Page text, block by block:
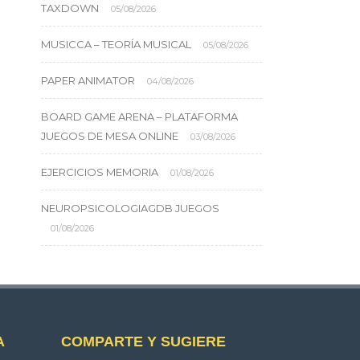
TAXDOWN 05/08/2026
MUSICCA – TEORÍA MUSICAL 05/08/2026
PAPER ANIMATOR 04/08/2026
BOARD GAME ARENA – PLATAFORMA
JUEGOS DE MESA ONLINE
03/08/2026
EJERCICIOS MEMORIA 01/08/2026
NEUROPSICOLOGIAGDB JUEGOS
01/08/2026
COMPARTE Y SUGIERE